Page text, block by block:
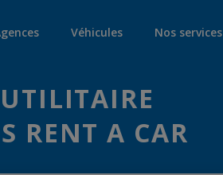
Véhicules Nos services
RENT A CAR